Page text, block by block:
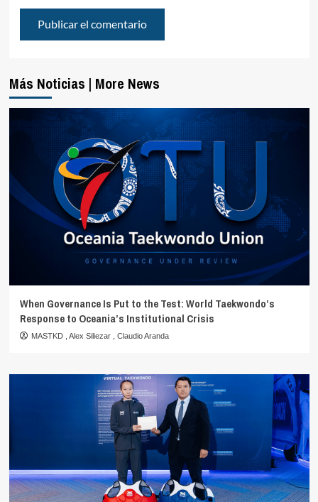
Más Noticias | More News
When Governance Is Put to the Test: World Taekwondo’s
Response to Oceania’s Institutional Crisis
MASTKD Alex Siliezar Claudio Aranda